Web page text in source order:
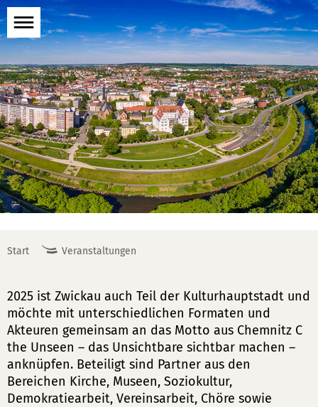
Menü
öffnen
Start Veranstaltungen
2025 ist Zwickau auch Teil der Kulturhauptstadt und
möchte mit unterschiedlichen Formaten und
Akteuren gemeinsam an das Motto aus Chemnitz C
the Unseen – das Unsichtbare sichtbar machen –
anknüpfen. Beteiligt sind Partner aus den
Bereichen Kirche, Museen, Soziokultur,
Demokratiearbeit, Vereinsarbeit, Chöre sowie